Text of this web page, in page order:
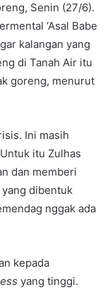
Senin (27/6).
‘Asal Babe
kalangan yang
di Tanah Air itu
goreng, menurut
Ini masih
itu Zulhas
dan memberi
dibentuk
nggak ada
kepada
yang tinggi.